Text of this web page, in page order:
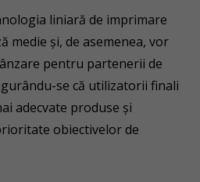
liniară de imprimare
medie și, de asemenea, vor
pentru partenerii de
se că utilizatorii finali
adecvate produse și
obiectivelor de